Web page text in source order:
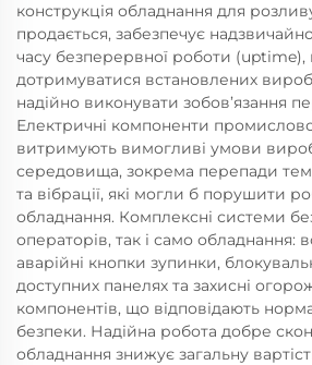
конструкція обладнання для
продається, забезпечує
часу безперервної роботи
дотримуватися встановлених
надійно виконувати зобов’язання
Електричні компоненти
витримують вимогливі умови
середовища, зокрема перепади
та вібрації, які могли б порушити
обладнання. Комплексні системи
операторів, так і само обладнання:
аварійні кнопки зупинки,
доступних панелях та захисні
компонентів, що відповідають
безпеки. Надійна робота добре
обладнання знижує загальну